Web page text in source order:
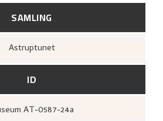
SAMLING
Astruptunet
ID
AT-0587-24a